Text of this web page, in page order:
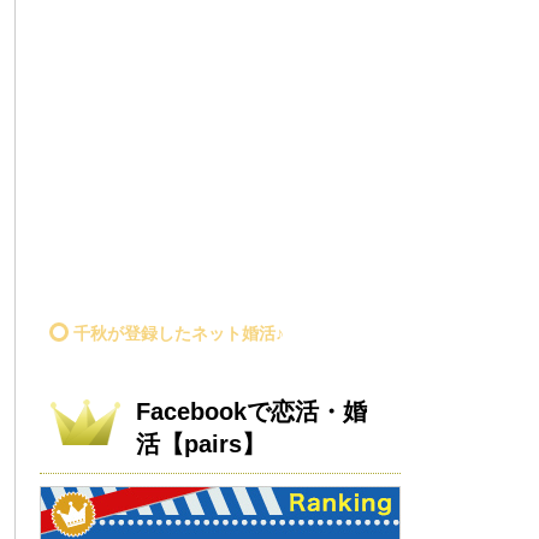
千秋が登録したネット婚活♪
Facebookで恋活・婚
活【pairs】